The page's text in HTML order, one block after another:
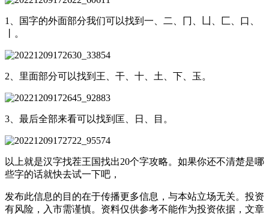
1、国字的外面部分我们可以找到一、二、冂、凵、匚、口、
丨。
2、里面部分可以找到王、干、十、土、下、玉。
3、最后全部来看可以找到匡、日、目。
以上就是汉字找茬王国找出20个字攻略。如果你还不清楚是哪
些字的话就快去试一下吧，
发布此信息的目的在于传播更多信息，与本站立场无关。投资
有风险，入市需谨慎。资料仅供参考不能作为投资依据，文章